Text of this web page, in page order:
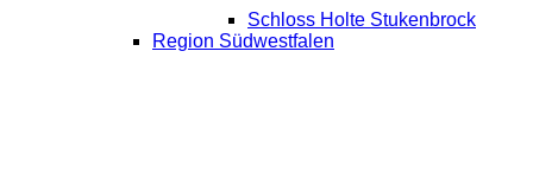
Schloss Holte Stukenbrock
Region Südwestfalen